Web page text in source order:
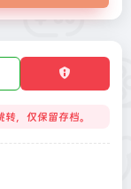
，仅保留存档。